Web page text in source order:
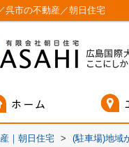
呉市の不動産／朝日住宅
｜朝日住宅 > (駐車場)地域